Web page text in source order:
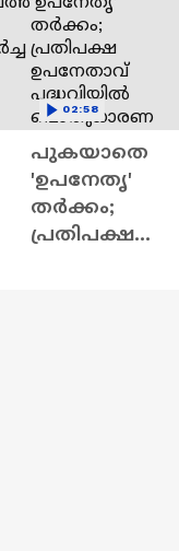
പുകയാതെ
'ഉപനേതൃ'
തർക്കം;
പ്രതിപക്ഷ
02:58